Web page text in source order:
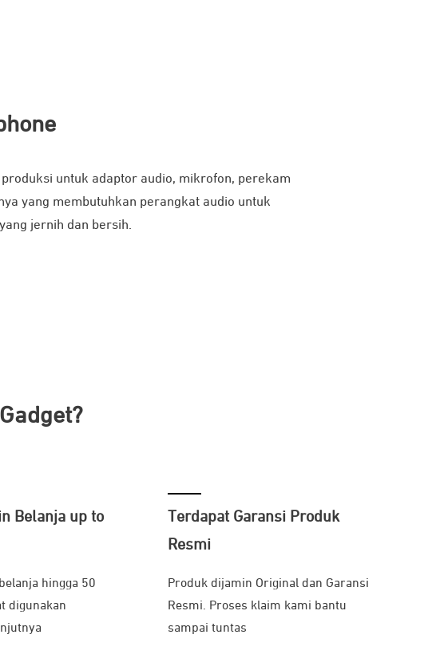
untuk adaptor audio, mikrofon, perekam
yang membutuhkan perangkat audio untuk
jernih dan bersih.
Belanja up to
hingga 50
digunakan
Terdapat Garansi Produk
Resmi
Produk dijamin Original dan Garansi
Resmi. Proses klaim kami bantu
sampai tuntas